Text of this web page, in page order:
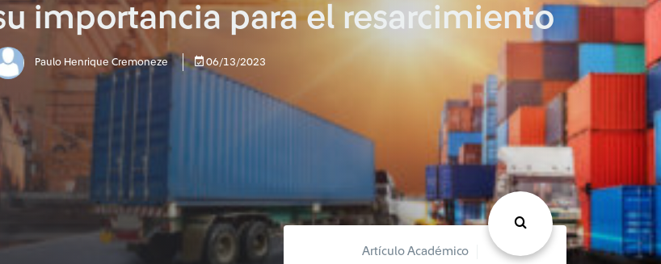
importancia para el resarcimiento
Paulo Henrique Cremoneze 06/13/2023
Artículo Académico